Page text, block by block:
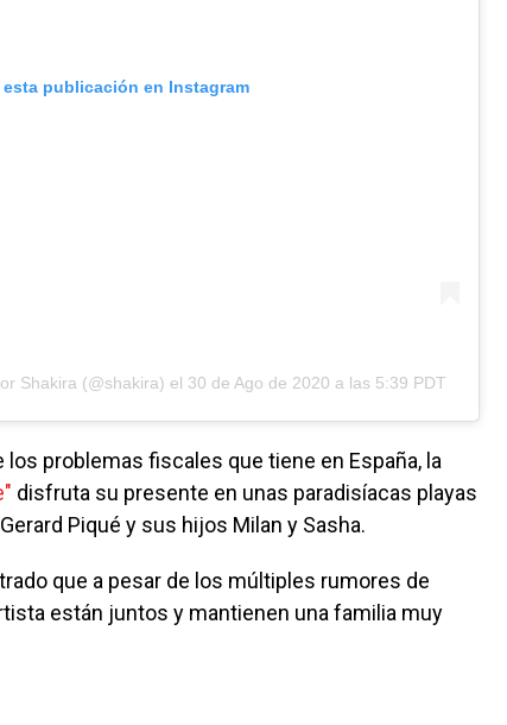
esta publicación en Instagram
Shakira (@shakira) el 30 de Ago de 2020 a las 5:39 PDT
los problemas fiscales que tiene en España, la
disfruta su presente en unas paradisíacas playas
Piqué y sus hijos Milan y Sasha.
que a pesar de los múltiples rumores de
están juntos y mantienen una familia muy